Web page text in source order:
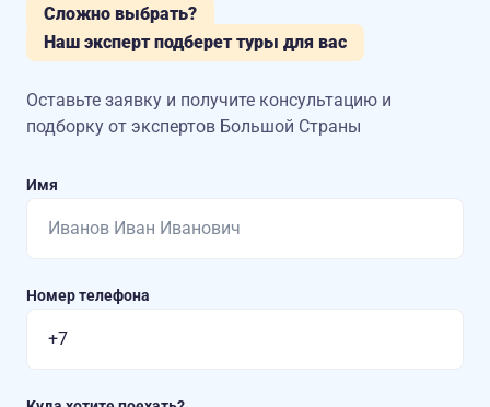
Сложно выбрать?
Наш эксперт подберет туры для вас
Оставьте заявку и получите консультацию и
подборку от экспертов Большой Страны
Имя
Номер телефона